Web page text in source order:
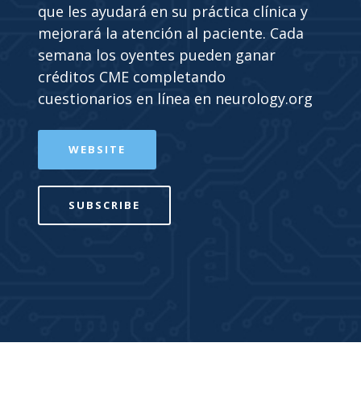
que les ayudará en su práctica clínica y
mejorará la atención al paciente. Cada
semana los oyentes pueden ganar
créditos CME completando
cuestionarios en línea en neurology.org
WEBSITE
SUBSCRIBE